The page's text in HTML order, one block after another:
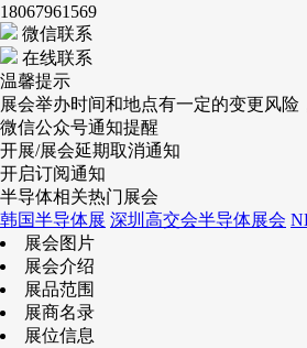
18067961569
微信联系
在线联系
温馨提示
展会举办时间和地点有一定的变更风险
微信公众号通知提醒
开展/展会延期取消通知
开启订阅通知
半导体相关热门展会
韩国半导体展 深圳高交会半导体展会
展会图片
展会介绍
展品范围
展商名录
展位信息